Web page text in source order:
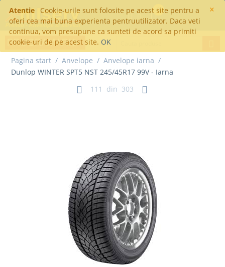
×
Atentie
Cookie-urile sunt folosite pe acest site pentru a
oferi cea mai buna experienta pentruutilizator. Daca veti
continua, vom presupune ca sunteti de acord sa primiti
cookie-uri de pe acest site. OK
0
Pagina start / Anvelope / Anvelope iarna /
Dunlop WINTER SPT5 NST 245/45R17 99V - Iarna
111
din 303